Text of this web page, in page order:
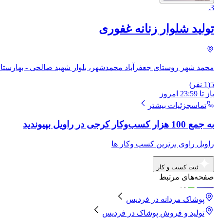
3
.
تولید شلوار زنانه غفوری
محمد شهر روستای جعفرآباد محمدشهر، بلوار شهید صالحی - بهارستان 5
5
(
1 نفر)
باز تا 23:59 امروز
تماسجزئیات بیشتر
به جمع 100 هزار کسب‌وکار کرجی در راویل بپیوندید
راویل راوی برترین کسب وکار ها
ثبت کسب و کار
صفحه‌های مرتبط
پوشاک مردانه در فردیس
تولید و فروش پوشاک در فردیس